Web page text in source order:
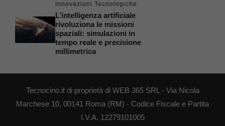
Innovazioni Tecnologiche
L’intelligenza artificiale
rivoluziona le missioni
spaziali: simulazioni in
tempo reale e precisione
millimetrica
Tecnocino.it di proprietà di WEB 365 SRL - Via Nicola
Marchese 10, 00141 Roma (RM) - Codice Fiscale e Partita
I.V.A. 12279101005